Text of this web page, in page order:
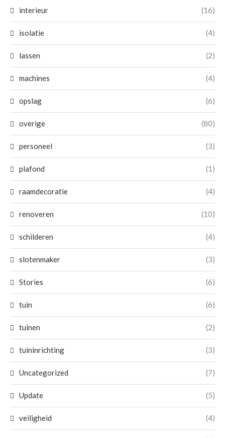
interieur (16)
isolatie (4)
lassen (2)
machines (4)
opslag (6)
overige (80)
personeel (3)
plafond (1)
raamdecoratie (4)
renoveren (10)
schilderen (4)
slotenmaker (3)
Stories (6)
tuin (6)
tuinen (2)
tuininrichting (3)
Uncategorized (7)
Update (5)
veiligheid (4)